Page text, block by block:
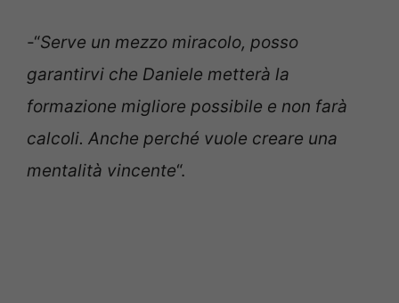
-“Serve un mezzo miracolo, posso
garantirvi che Daniele metterà la
formazione migliore possibile e non farà
calcoli. Anche perché vuole creare una
mentalità vincente“.